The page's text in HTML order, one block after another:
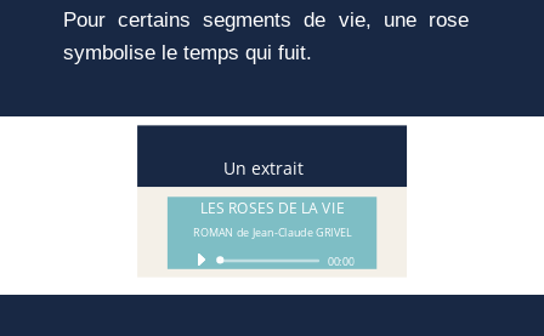
Pour certains segments de vie, une rose
symbolise le temps qui fuit.
Un extrait
LES ROSES DE LA VIE
ROMAN de Jean-Claude GRIVEL
Lecteur 00:00